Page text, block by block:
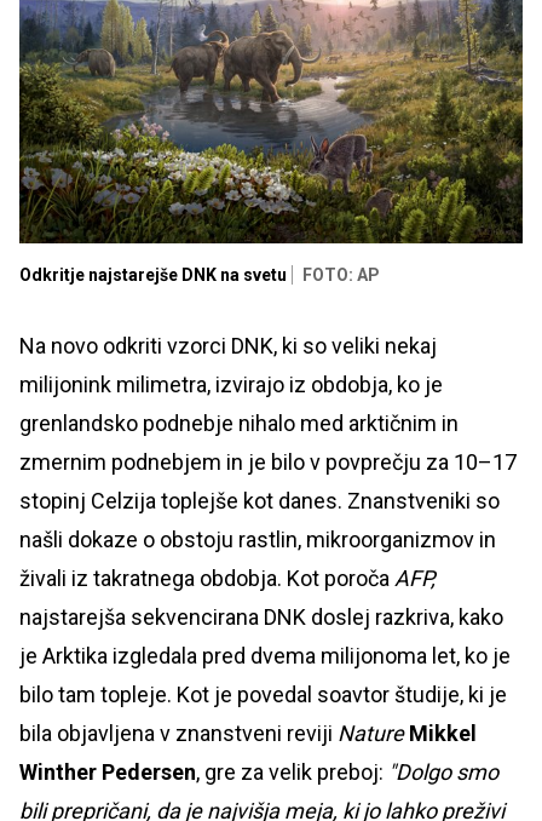
Odkritje najstarejše DNK na svetu FOTO: AP
Na novo odkriti vzorci DNK, ki so veliki nekaj
milijonink milimetra, izvirajo iz obdobja, ko je
grenlandsko podnebje nihalo med arktičnim in
zmernim podnebjem in je bilo v povprečju za 10–17
stopinj Celzija toplejše kot danes. Znanstveniki so
našli dokaze o obstoju rastlin, mikroorganizmov in
živali iz takratnega obdobja. Kot poroča AFP,
najstarejša sekvencirana DNK doslej razkriva, kako
je Arktika izgledala pred dvema milijonoma let, ko je
bilo tam topleje. Kot je povedal soavtor študije, ki je
bila objavljena v znanstveni reviji NatureMikkel
Winther Pedersen, gre za velik preboj: "Dolgo smo
bili prepričani, da je najvišja meja, ki jo lahko preživi